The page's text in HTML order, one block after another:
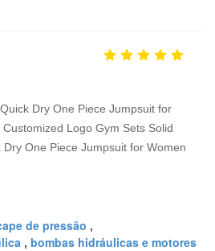
Dry One Piece Jumpsuit for
Logo Gym Sets Solid
Dry One Piece Jumpsuit for Women
de pressão ,
, bombas hidráulicas e motores